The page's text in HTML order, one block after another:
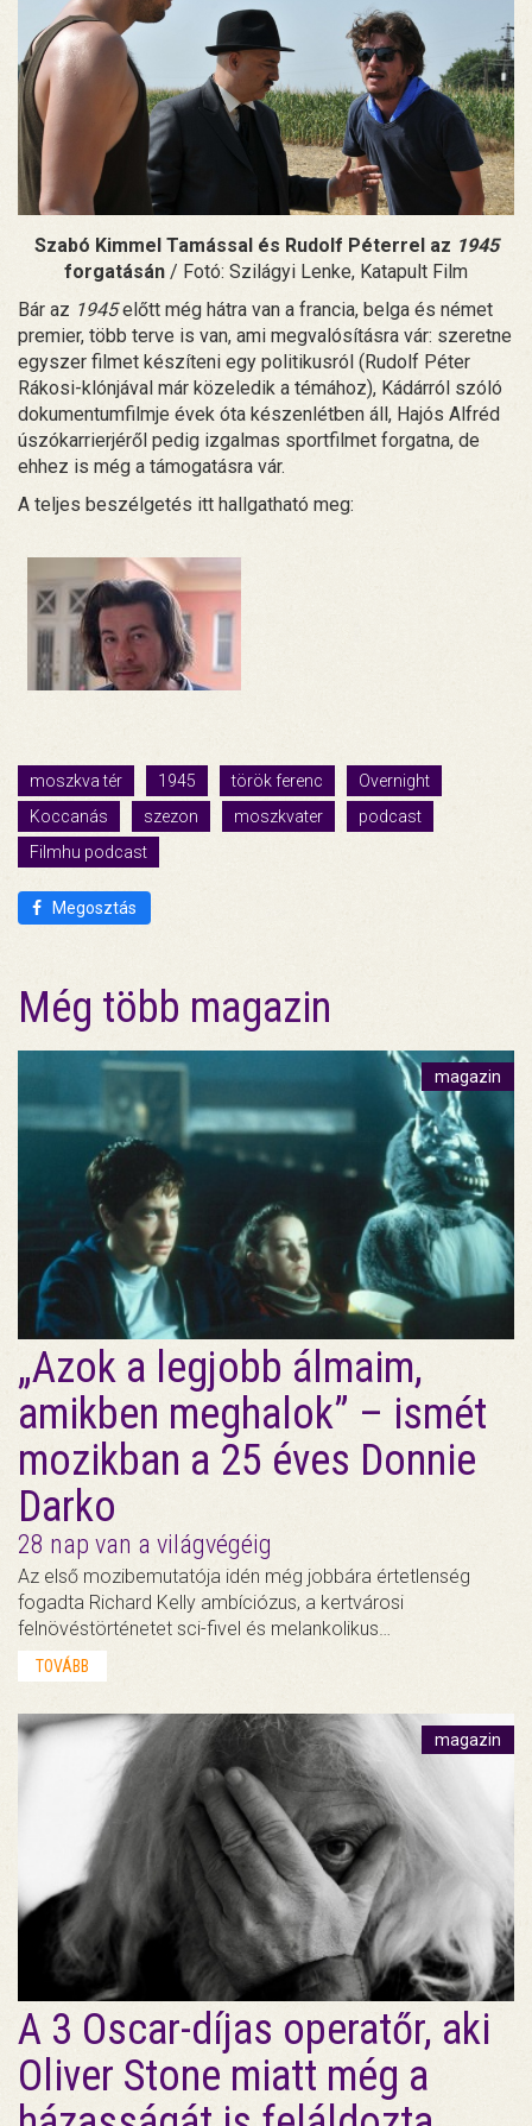
Szabó Kimmel Tamással és Rudolf Péterrel az 1945
forgatásán / Fotó: Szilágyi Lenke, Katapult Film
Bár az 1945előtt még hátra van a francia, belga és német
premier, több terve is van, ami megvalósításra vár: szeretne
egyszer filmet készíteni egy politikusról (Rudolf Péter
Rákosi-klónjával már közeledik a témához), Kádárról szóló
dokumentumfilmje évek óta készenlétben áll, Hajós Alfréd
úszókarrierjéről pedig izgalmas sportfilmet forgatna, de
ehhez is még a támogatásra vár.
A teljes beszélgetés itt hallgatható meg:
moszkva tér 1945 török ferenc
Overnight
Koccanás
szezon moszkvater
podcast
Filmhu podcast
Megosztás
Még több magazin
magazin
„Azok a legjobb álmaim,
amikben meghalok” – ismét
mozikban a 25 éves Donnie
Darko
28 nap van a világvégéig
Az első mozibemutatója idén még jobbára értetlenség
fogadta Richard Kelly ambíciózus, a kertvárosi
felnövéstörténetet sci-fivel és melankolikus…
TOVÁBB
magazin
A 3 Oscar-díjas operatőr, aki
Oliver Stone miatt még a